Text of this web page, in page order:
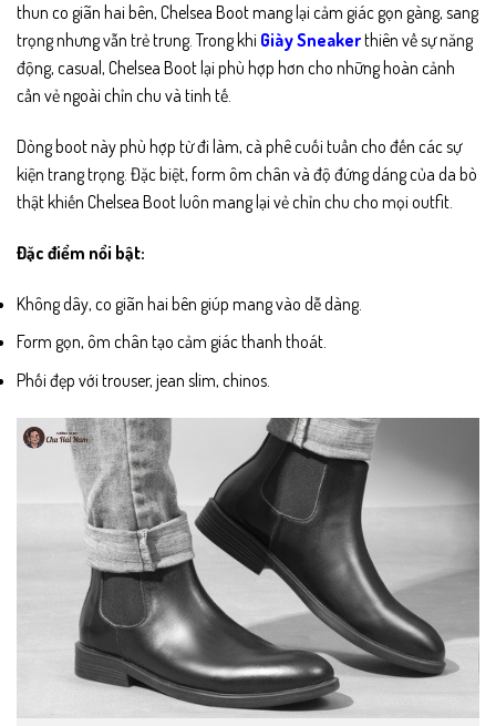
thun co giãn hai bên, Chelsea Boot mang lại cảm giác gọn gàng, sang
trọng nhưng vẫn trẻ trung. Trong khi Giày Sneakerthiên về sự năng
động, casual, Chelsea Boot lại phù hợp hơn cho những hoàn cảnh
cần vẻ ngoài chỉn chu và tinh tế.
Dòng boot này phù hợp từ đi làm, cà phê cuối tuần cho đến các sự
kiện trang trọng. Đặc biệt, form ôm chân và độ đứng dáng của da bò
thật khiến Chelsea Boot luôn mang lại vẻ chỉn chu cho mọi outfit.
Đặc điểm nổi bật:
Không dây, co giãn hai bên giúp mang vào dễ dàng.
Form gọn, ôm chân tạo cảm giác thanh thoát.
Phối đẹp với trouser, jean slim, chinos.